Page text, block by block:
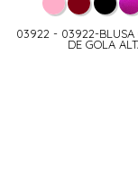
03922 - 03922-BLUSA
DE GOLA